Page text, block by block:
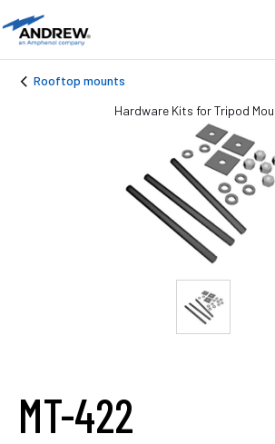
Rooftop mounts
MT-422
Hardware Kits for Tripod